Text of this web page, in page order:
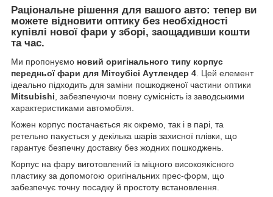
Раціональне рішення для вашого авто: тепер ви
можете відновити оптику без необхідності
купівлі нової фари у зборі, заощадивши кошти
та час.
Ми пропонуємо новий оригінального типу корпус
передньої фари для Мітсубісі Аутлендер 4. Цей елемент
ідеально підходить для заміни пошкодженої частини оптики
Mitsubishi, забезпечуючи повну сумісність із заводськими
характеристиками автомобіля.
Кожен корпус постачається як окремо, так і в парі, та
ретельно пакується у декілька шарів захисної плівки, що
гарантує безпечну доставку без жодних пошкоджень.
Корпус на фару виготовлений із міцного високоякісного
пластику за допомогою оригінальних прес-форм, що
забезпечує точну посадку й простоту встановлення.